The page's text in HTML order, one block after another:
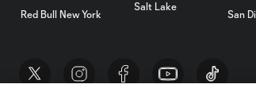
Red Bull New York
Salt Lake
San